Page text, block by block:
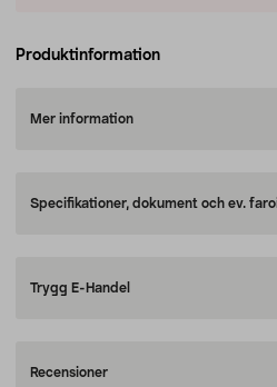
Produktinformation
Mer information
Specifikationer, dokument och ev.
Trygg E-Handel
Recensioner